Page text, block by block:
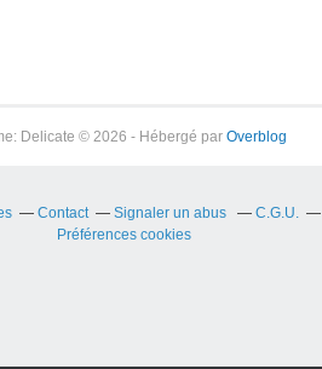
Delicate © 2026 - Hébergé par Overblog
Contact Signaler un abus C.G.U.
Préférences cookies